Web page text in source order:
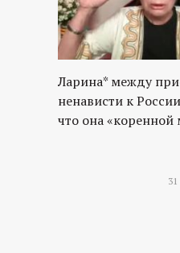
Ларина* между
ненависти к
что она «коренной